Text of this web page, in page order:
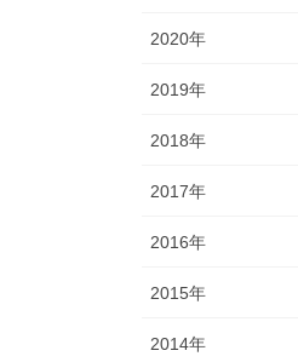
2020年
2019年
2018年
2017年
2016年
2015年
2014年